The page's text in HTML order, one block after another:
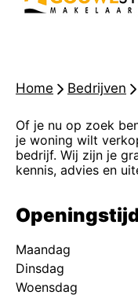
Home - Bedrijven -
Of je nu op zoek
je woning wilt
bedrijf. Wij zijn je
kennis, advies en
Maandag
Dinsdag
Woensdag